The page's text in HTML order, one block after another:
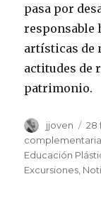
pasa por
responsable
artísticas de
actitudes de
patrimonio.
Autor
jjoven
el
28
Educación
Excursiones